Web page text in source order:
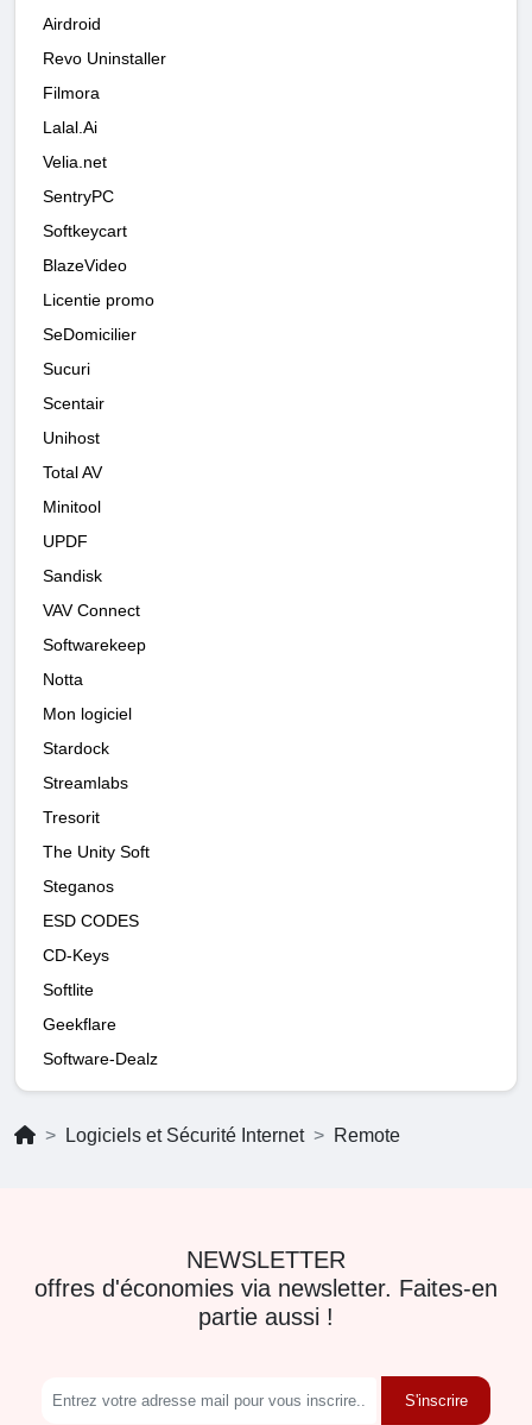
Airdroid
Revo Uninstaller
Filmora
Lalal.Ai
Velia.net
SentryPC
Softkeycart
BlazeVideo
Licentie promo
SeDomicilier
Sucuri
Scentair
Unihost
Total AV
Minitool
UPDF
Sandisk
VAV Connect
Softwarekeep
Notta
Mon logiciel
Stardock
Streamlabs
Tresorit
The Unity Soft
Steganos
ESD CODES
CD-Keys
Softlite
Geekflare
Software-Dealz
Logiciels et Sécurité Internet Remote
NEWSLETTER
offres d'économies via newsletter. Faites-en
partie aussi !
S'inscrire